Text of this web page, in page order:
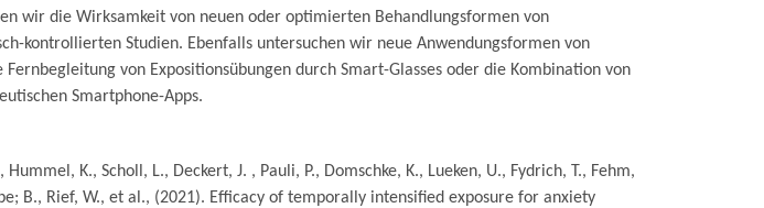
wir die Wirksamkeit von neuen oder optimierten Behandlungsformen von
kontrollierten Studien. Ebenfalls untersuchen wir neue Anwendungsformen von
von Expositionsübungen durch Smart-Glasses oder die Kombination von
Smartphone-Apps.
K., Scholl, L., Deckert, J. , Pauli, P., Domschke, K., Lueken, U., Fydrich, T., Fehm,
B., Rief, W., et al., (2021). Efficacy of temporally intensified exposure for anxiety